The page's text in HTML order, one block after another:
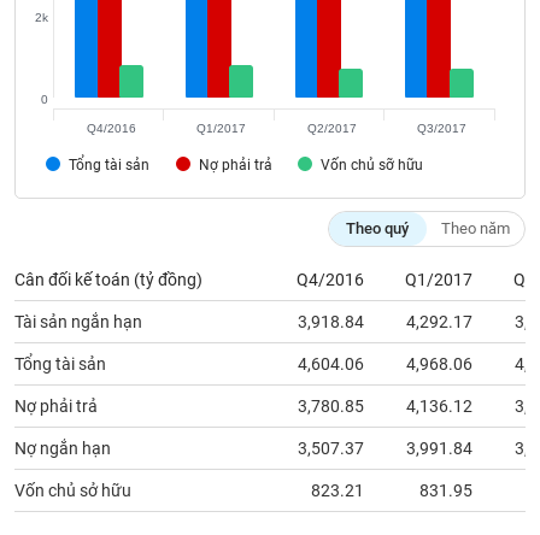
Tổng tài sản Nợ phải trả Vốn chủ sỡ hữu
0
2k
Q4/2016 Q1/2017 Q2/2017 Q3/2017
Theo quý Theo năm
Cân đối kế toán (tỷ đồng) Q4/2016 Q1/2017
Tài sản ngắn hạn 3,918.84 4,292.17
Tổng tài sản 4,604.06 4,968.06
Nợ phải trả 3,780.85 4,136.12
Nợ ngắn hạn 3,507.37 3,991.84
Vốn chủ sở hữu 823.21 831.95
BẤT
ĐỘNG
Mã
chứng
khoán
(-)
Tất cả
Lãnh
đạo
(-)